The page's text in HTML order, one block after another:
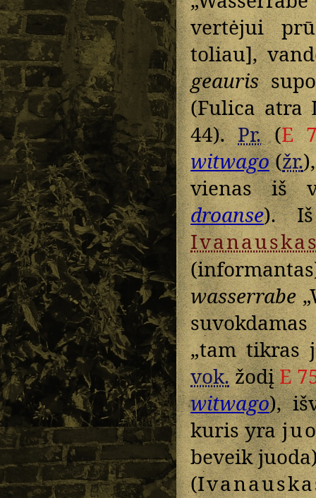
vertėjui
toliau],
geauris
(Fulica atra
44).Pr.(E
witwago(žr.
vienas iš
droanse).
wasserrabe
„tam tikras
vok.žodįE
witwago),
kuris yra
beveik
(